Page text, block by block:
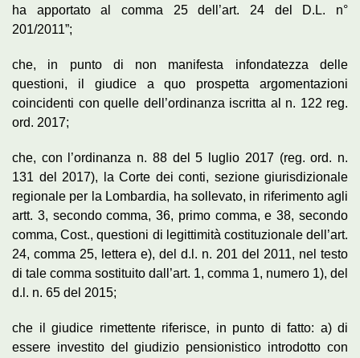
ha apportato al comma 25 dell’art. 24 del D.L. n°
201/2011”;
che, in punto di non manifesta infondatezza delle
questioni, il giudice a quo prospetta argomentazioni
coincidenti con quelle dell’ordinanza iscritta al n. 122 reg.
ord. 2017;
che, con l’ordinanza n. 88 del 5 luglio 2017 (reg. ord. n.
131 del 2017), la Corte dei conti, sezione giurisdizionale
regionale per la Lombardia, ha sollevato, in riferimento agli
artt. 3, secondo comma, 36, primo comma, e 38, secondo
comma, Cost., questioni di legittimità costituzionale dell’art.
24, comma 25, lettera e), del d.l. n. 201 del 2011, nel testo
di tale comma sostituito dall’art. 1, comma 1, numero 1), del
d.l. n. 65 del 2015;
che il giudice rimettente riferisce, in punto di fatto: a) di
essere investito del giudizio pensionistico introdotto con